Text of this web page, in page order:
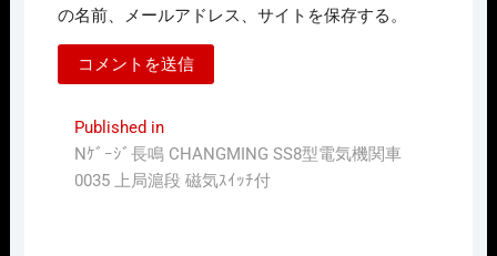
の名前、メールアドレス、サイトを保存する。
投
稿
Published in
Nｹﾞｰｼﾞ長鳴 CHANGMING SS8型電気機関車
0035 上局滬段 磁気ｽｲｯﾁ付